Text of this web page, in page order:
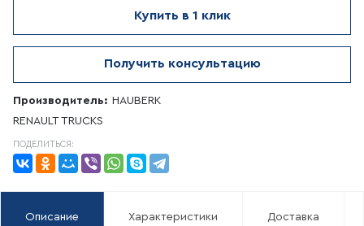
Купить в 1 клик
Получить консультацию
Производитель: HAUBERK
RENAULT TRUCKS
ПОДЕЛИТЬСЯ:
Описание Характеристики Доставка